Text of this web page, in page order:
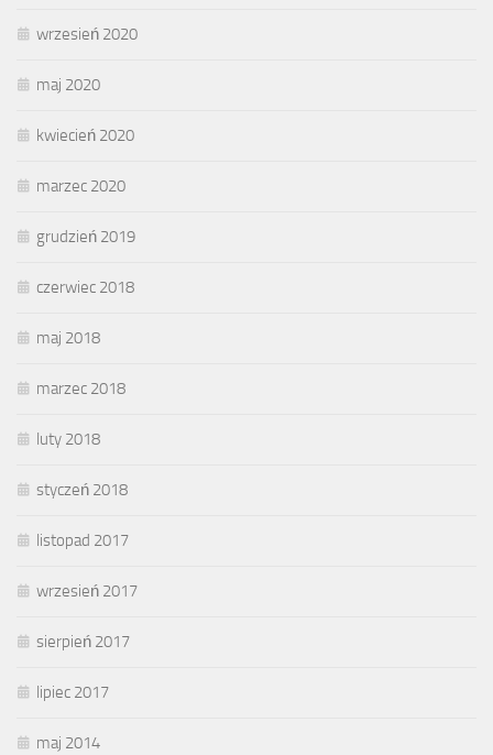
wrzesień 2020
maj 2020
kwiecień 2020
marzec 2020
grudzień 2019
czerwiec 2018
maj 2018
marzec 2018
luty 2018
styczeń 2018
listopad 2017
wrzesień 2017
sierpień 2017
lipiec 2017
maj 2014